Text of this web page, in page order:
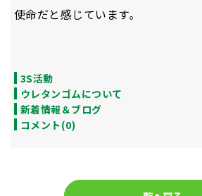
使命だと感じています。
3S活動
ウレタンゴムについて
新着情報＆ブログ
コメント(0)